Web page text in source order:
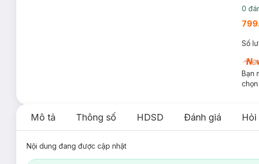
0
Số
Bạn
Mô tả Thông số HDSD Đánh giá Hỏi
Nội dung đang được cập nhật